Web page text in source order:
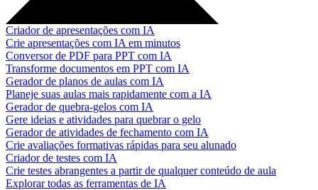
Criador de apresentações com IA
Crie apresentações com IA em minutos
Conversor de PDF para PPT com IA
Transforme documentos em PPT com IA
Gerador de planos de aulas com IA
Planeje suas aulas mais rapidamente com a IA
Gerador de quebra-gelos com IA
Gere ideias e atividades para quebrar o gelo
Gerador de atividades de fechamento com IA
Crie avaliações formativas rápidas para seu alunado
Criador de testes com IA
Crie testes abrangentes a partir de qualquer conteúdo de aula
Explorar todas as ferramentas de IA